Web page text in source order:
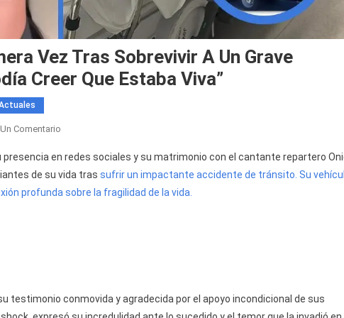
Vez Tras Sobrevivir A Un Grave
Creer Que Estaba Viva”
Comentario
Adrei
Habla
Por
en redes sociales y su matrimonio con el cantante repartero
de su vida tras sufrir un impactante accidente de tránsito. Su
profunda sobre la fragilidad de la vida.
testimonio conmovida y agradecida por el apoyo incondicional de sus